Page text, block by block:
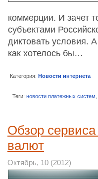
коммерции. И зачет
субъектами
диктовать условия.
как хотелось бы…
Категория: Новости интернета
Теги: новости платежных систем
Обзор
валют
Октябрь, 10 (2012)